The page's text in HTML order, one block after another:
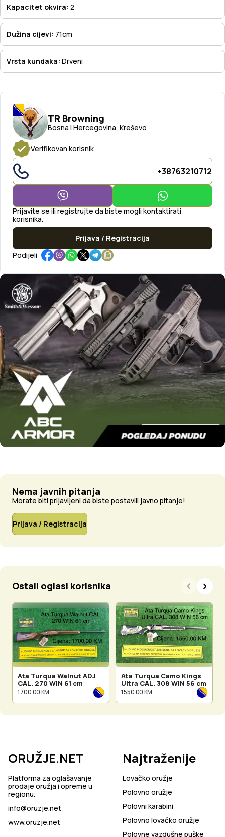
TR Browning
Bosna i Hercegovina, Kreševo
Verifikovan korisnik
+38763210712
Prijavite se ili registrujte da biste mogli kontaktirati
korisnika.
Prijava / Registracija
Podijeli
Kapacitet okvira: 2
Dužina cijevi: 71cm
Vrsta kundaka: Drveni
Nema javnih pitanja
Morate biti prijavljeni da biste postavili javno pitanje!
Prijava / Registracija
Ostali oglasi korisnika
Ata Turqua Walnut ADJ
CAL. 270 WIN 61 cm
1 700.00 KM
Ata Turqua Camo Kings
Ultra CAL. 308 WIN 56 cm
1 550.00 KM
ORUŽJE.NET
Platforma za oglašavanje
prodaje oružja i opreme u
regionu.
info@oruzje.net
www.oruzje.net
Najtraženije
Lovačko oružje
Polovno oružje
Polovni karabini
Polovno lovačko oružje
Polovne vazdušne puške